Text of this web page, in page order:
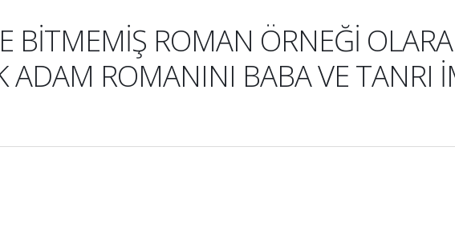
BİTMEMİŞ ROMAN ÖRNEĞİ
ADAM ROMANINI BABA VE TANRI